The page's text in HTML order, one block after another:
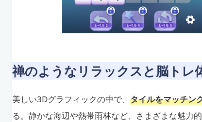
禅のようなリラックスと脳トレ
美しい3Dグラフィックの中で、 タイルをマッチン
る。静かな海辺や熱帯雨林など、さまざまな魅力